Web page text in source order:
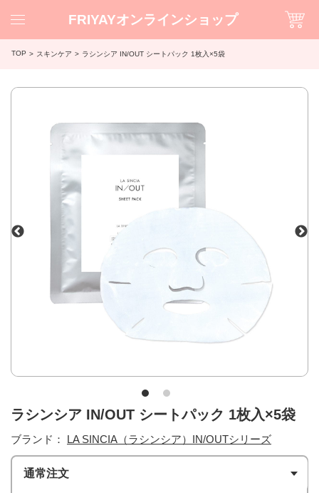
FRIYAYオンラインショップ
TOP スキンケア ラシンシア IN/OUT シートパック 1枚入×5袋
ラシンシア IN/OUT シートパック 1枚入×5袋
ブランド： LA SINCIA（ラシンシア）IN/OUTシリーズ
通常注文